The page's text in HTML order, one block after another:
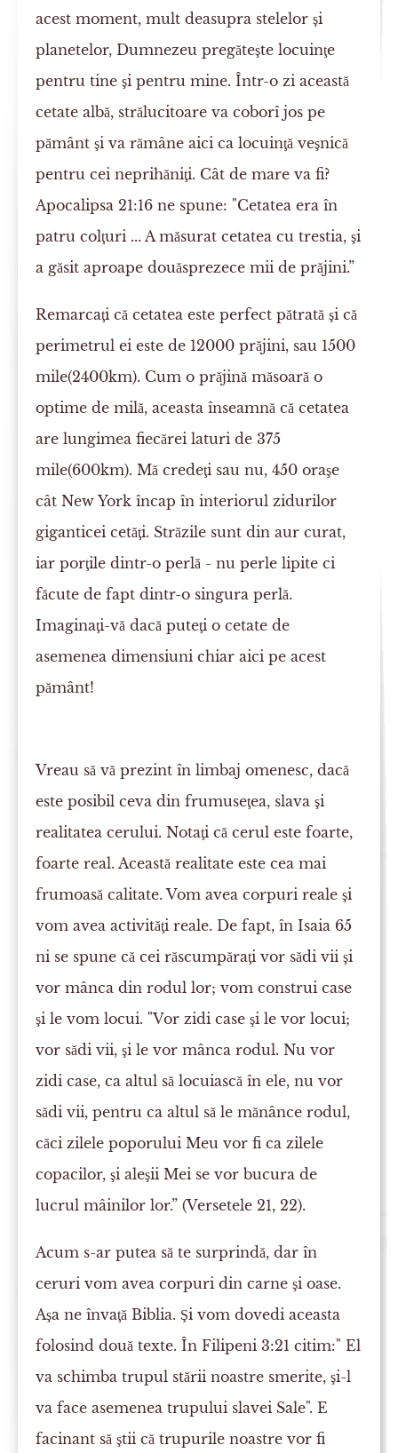
acest moment, mult deasupra stelelor şi
planetelor, Dumnezeu pregăteşte locuinţe
pentru tine şi pentru mine. Într-o zi această
cetate albă, strălucitoare va coborî jos pe
pământ şi va rămâne aici ca locuinţă veşnică
pentru cei neprihăniţi. Cât de mare va fi?
Apocalipsa 21:16 ne spune: "Cetatea era în
patru colţuri ... A măsurat cetatea cu trestia, şi
a găsit aproape douăsprezece mii de prăjini.”
Remarcaţi că cetatea este perfect pătrată şi că
perimetrul ei este de 12000 prăjini, sau 1500
mile(2400km). Cum o prăjină măsoară o
optime de milă, aceasta înseamnă că cetatea
are lungimea fiecărei laturi de 375
mile(600km). Mă credeţi sau nu, 450 oraşe
cât New York încap în interiorul zidurilor
giganticei cetăţi. Străzile sunt din aur curat,
iar porţile dintr-o perlă - nu perle lipite ci
făcute de fapt dintr-o singura perlă.
Imaginaţi-vă dacă puteţi o cetate de
asemenea dimensiuni chiar aici pe acest
pământ!
Vreau să vă prezint în limbaj omenesc, dacă
este posibil ceva din frumuseţea, slava şi
realitatea cerului. Notaţi că cerul este foarte,
foarte real. Această realitate este cea mai
frumoasă calitate. Vom avea corpuri reale şi
vom avea activităţi reale. De fapt, în Isaia 65
ni se spune că cei răscumpăraţi vor sădi vii şi
vor mânca din rodul lor; vom construi case
şi le vom locui. "Vor zidi case şi le vor locui;
vor sădi vii, şi le vor mânca rodul. Nu vor
zidi case, ca altul să locuiască în ele, nu vor
sădi vii, pentru ca altul să le mănânce rodul,
căci zilele poporului Meu vor fi ca zilele
copacilor, şi aleşii Mei se vor bucura de
lucrul mâinilor lor.” (Versetele 21, 22).
Acum s-ar putea să te surprindă, dar în
ceruri vom avea corpuri din carne şi oase.
Aşa ne învaţă Biblia. Şi vom dovedi aceasta
folosind două texte. În Filipeni 3:21 citim:" El
va schimba trupul stării noastre smerite, şi-l
va face asemenea trupului slavei Sale". E
facinant să ştii că trupurile noastre vor fi